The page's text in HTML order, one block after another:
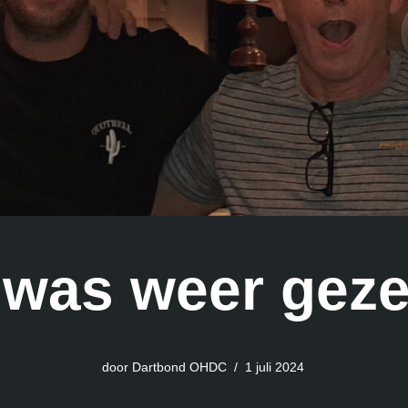
weer
door Dartbond OHDC 1 juli 2024